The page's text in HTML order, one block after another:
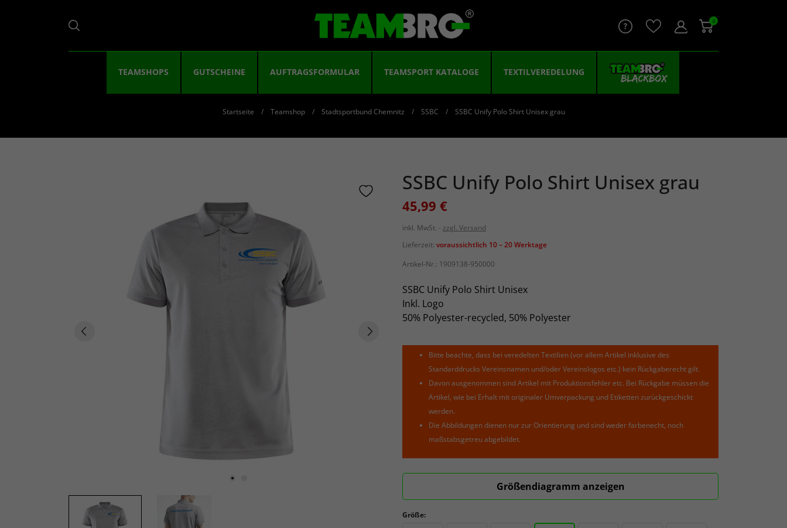
0
TEAMSHOPS GUTSCHEINE AUFTRAGSFORMULAR TEAMSPORT KATALOGE TEXTILVEREDELUNG
Startseite Teamshop Stadtsportbund Chemnitz SSBC SSBC Unify Polo Shirt Unisex grau
SSBC Unify Polo Shirt Unisex grau
45,99 €
inkl. MwSt.
zzgl. Versand
Lieferzeit: voraussichtlich 10 – 20 Werktage
Artikel-Nr.: 1909138-950000
SSBC Unify Polo Shirt Unisex
Inkl. Logo
50% Polyester-recycled, 50% Polyester
Bitte beachte, dass bei veredelten Textilien (vor allem Artikel inklusive des
Standarddrucks Vereinsnamen und/oder Vereinslogos etc.) kein Rückgaberecht gilt.
Davon ausgenommen sind Artikel mit Produktionsfehler etc. Bei Rückgabe müssen die
Artikel, wie bei Erhalt mit originaler Umverpackung und Etiketten zurückgeschickt
werden.
Die Abbildungen dienen nur zur Orientierung und sind weder farbenecht, noch
maßstabsgetreu abgebildet.
Größendiagramm anzeigen
Größe: